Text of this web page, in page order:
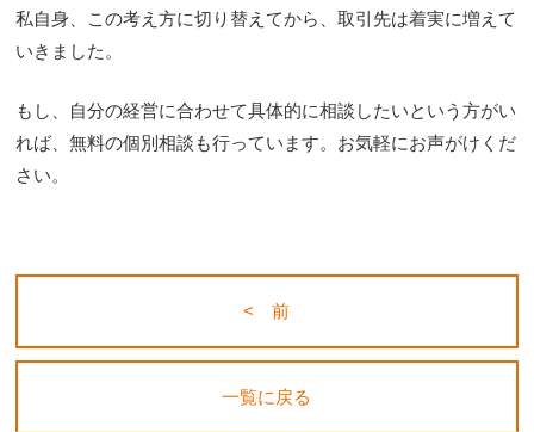
私自身、この考え方に切り替えてから、取引先は着実に増えて
いきました。
もし、自分の経営に合わせて具体的に相談したいという方がい
れば、無料の個別相談も行っています。お気軽にお声がけくだ
さい。
< 前
一覧に戻る